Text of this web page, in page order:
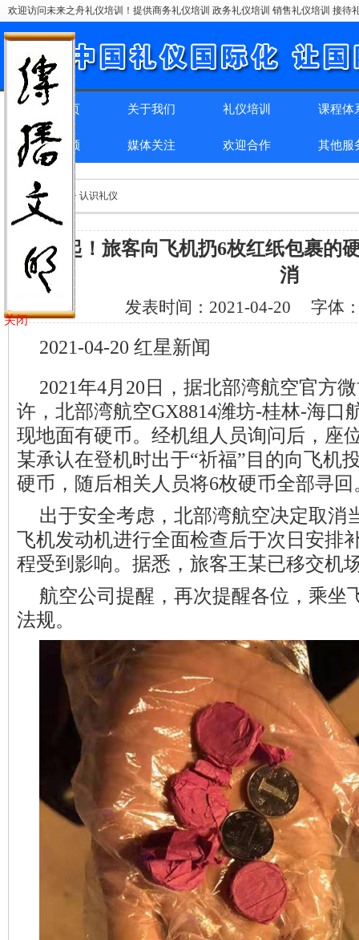
欢迎访问未来之舟礼仪培训！提供商务礼仪培训 政务礼仪培训 销售礼仪培训 接
网站首页 关于我们 礼仪培训 课程体
精彩回顾 媒体关注 欢迎合作 其他服
位置：首页 > > 认识礼仪
又一起！旅客向飞机扔6枚红纸包裹的
消
发表时间： 2021-04-20 字体
2021-04-20 红星新闻
2021年4月20日，据北部湾航空官方
许，北部湾航空GX8814潍坊-桂林-海口
现地面有硬币。经机组人员询问后，座
某承认在登机时出于“祈福”目的向飞机
硬币，随后相关人员将6枚硬币全部寻回
出于安全考虑，北部湾航空决定取消
飞机发动机进行全面检查后于次日安排
程受到影响。据悉，旅客王某已移交机
航空公司提醒，再次提醒各位，乘坐
法规。
关闭